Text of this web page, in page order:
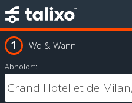
Wo & Wann
Abholort: